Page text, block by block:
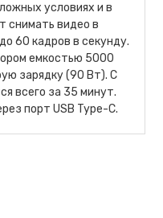
условиях и в
снимать видео в
60 кадров в секунду.
емкостью 5000
зарядку (90 Вт). С
всего за 35 минут.
порт USB Type-C.